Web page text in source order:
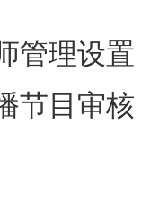
管理设置
节目审核